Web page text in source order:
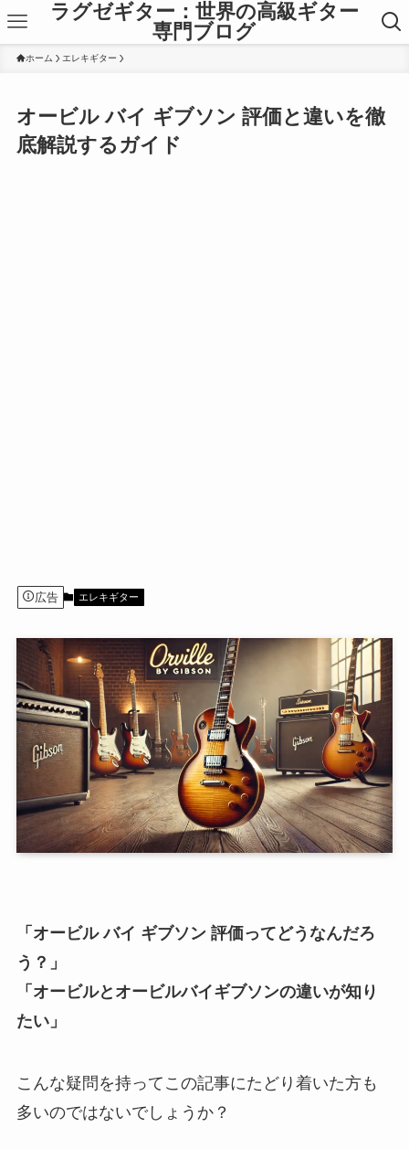
ラグゼギター：世界の高級ギター
専門ブログ
ホーム エレキギター
オービル バイ ギブソン 評価と違いを徹
底解説するガイド
広告 エレキギター
「オービル バイ ギブソン 評価ってどうなんだろ
う？」
「オービルとオービルバイギブソンの違いが知り
たい」
こんな疑問を持ってこの記事にたどり着いた方も
多いのではないでしょうか？